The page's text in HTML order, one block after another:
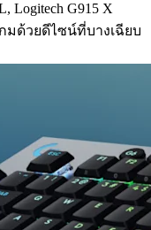
Logitech G915 X
มด้วยดีไซน์ที่บางเฉียบ